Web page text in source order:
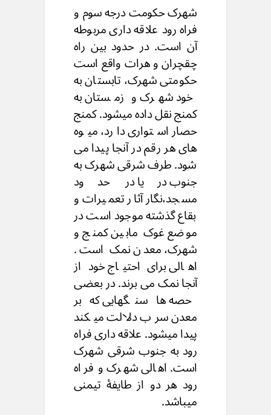
شهرک حکومت درجه سوم و
فراه رود علاقه داری مربوطه
آن است. در حدود بین راه
چقچران و هرات واقع است
حکومتی شهرک، تابستان به
خود شهرک و زمستان به
کمنج نقل داده میشود. كمنج
حصار استواری دارد، میوه
های هر رقم در آنجا پیدا می
شود. طرف شرقی شهرک به
جنوب دریا در حدود
مسجد،نگار آثار تعمیرات و
بقاع گذشته موجود است در
موضع غوک مابین کمنج و
شهرک، معدن نمک است.
اهالی برای احتیاج خود از
آنجا نمک می برند. در بعضی
حصه ها سنگهایی که بر
معدن سرب دلالت میکند
پیدا میشود. علاقه داری فراه
رود به جنوب شرقی شهرک
است. اهالی شهرک و فراه
رود هر دو از طایفهٔ تیمنی
میباشد.